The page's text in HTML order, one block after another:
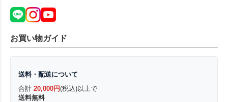
お買い物ガイド
送料・配送について
合計 20,000円(税込)以上で
送料無料